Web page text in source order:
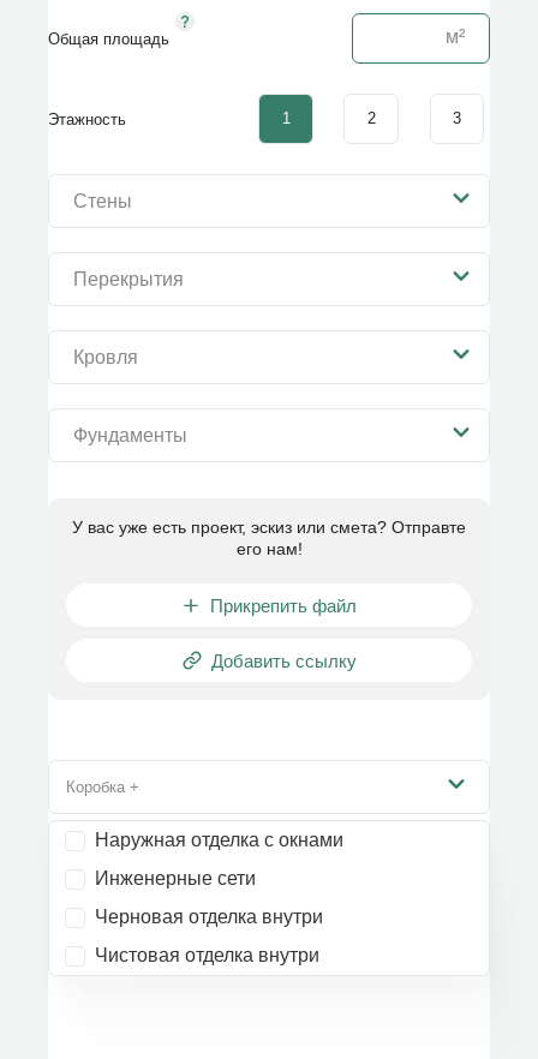
Общая площадь
Этажность 1 2 3
Стены
Перекрытия
Кровля
Фундаменты
У вас уже есть проект, эскиз или смета? Отправте
его нам!
Прикрепить файл
Добавить ссылку
Коробка +
Наружная отделка с окнами
Инженерные сети
Черновая отделка внутри
Чистовая отделка внутри